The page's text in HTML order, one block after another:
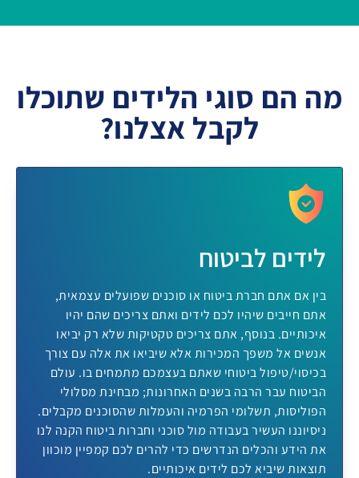
מה הם סוגי הלידים שתוכלו
לקבל אצלנו?
לידים לביטוח
בין אם אתם חברת ביטוח או סוכנים שפועלים עצמאית,
אתם חייבים שיהיו לכם לידים ואתם צריכים שהם יהיו
איכותיים. בנוסף, אתם צריכים טקטיקות שלא רק יביאו
אנשים אל משפך המכירות אלא שיביאו את אלה עם צורך
בכיסוי/טיפול ביטוחי שאתם בעצמכם מתמחים בו. עולם
הביטוח עבר הרבה בשנים האחרונות; מבחינת מסלולי
הפוליסות, תשלומי הפרמיה והעמלות שהסוכנים מקבלים.
ניסיוננו העשיר בעבודה מול סוכני וחברות ביטוח הקנה לנו
את הידע והכלים הנדרשים כדי להרים לכם קמפיין מוכוון
תוצאות שיביא לכם לידים איכותיים.